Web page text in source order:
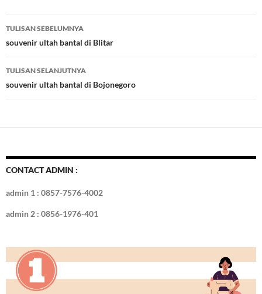
b
o
o
k
er es
t
bl
r
e
n
d e
Navigasi
Tulisan
TULISAN SEBELUMNYA
souvenir ultah bantal di Blitar
TULISAN SELANJUTNYA
souvenir ultah bantal di Bojonegoro
CONTACT ADMIN :
admin 1 : 0857-7576-4002
admin 2 : 0856-1976-401